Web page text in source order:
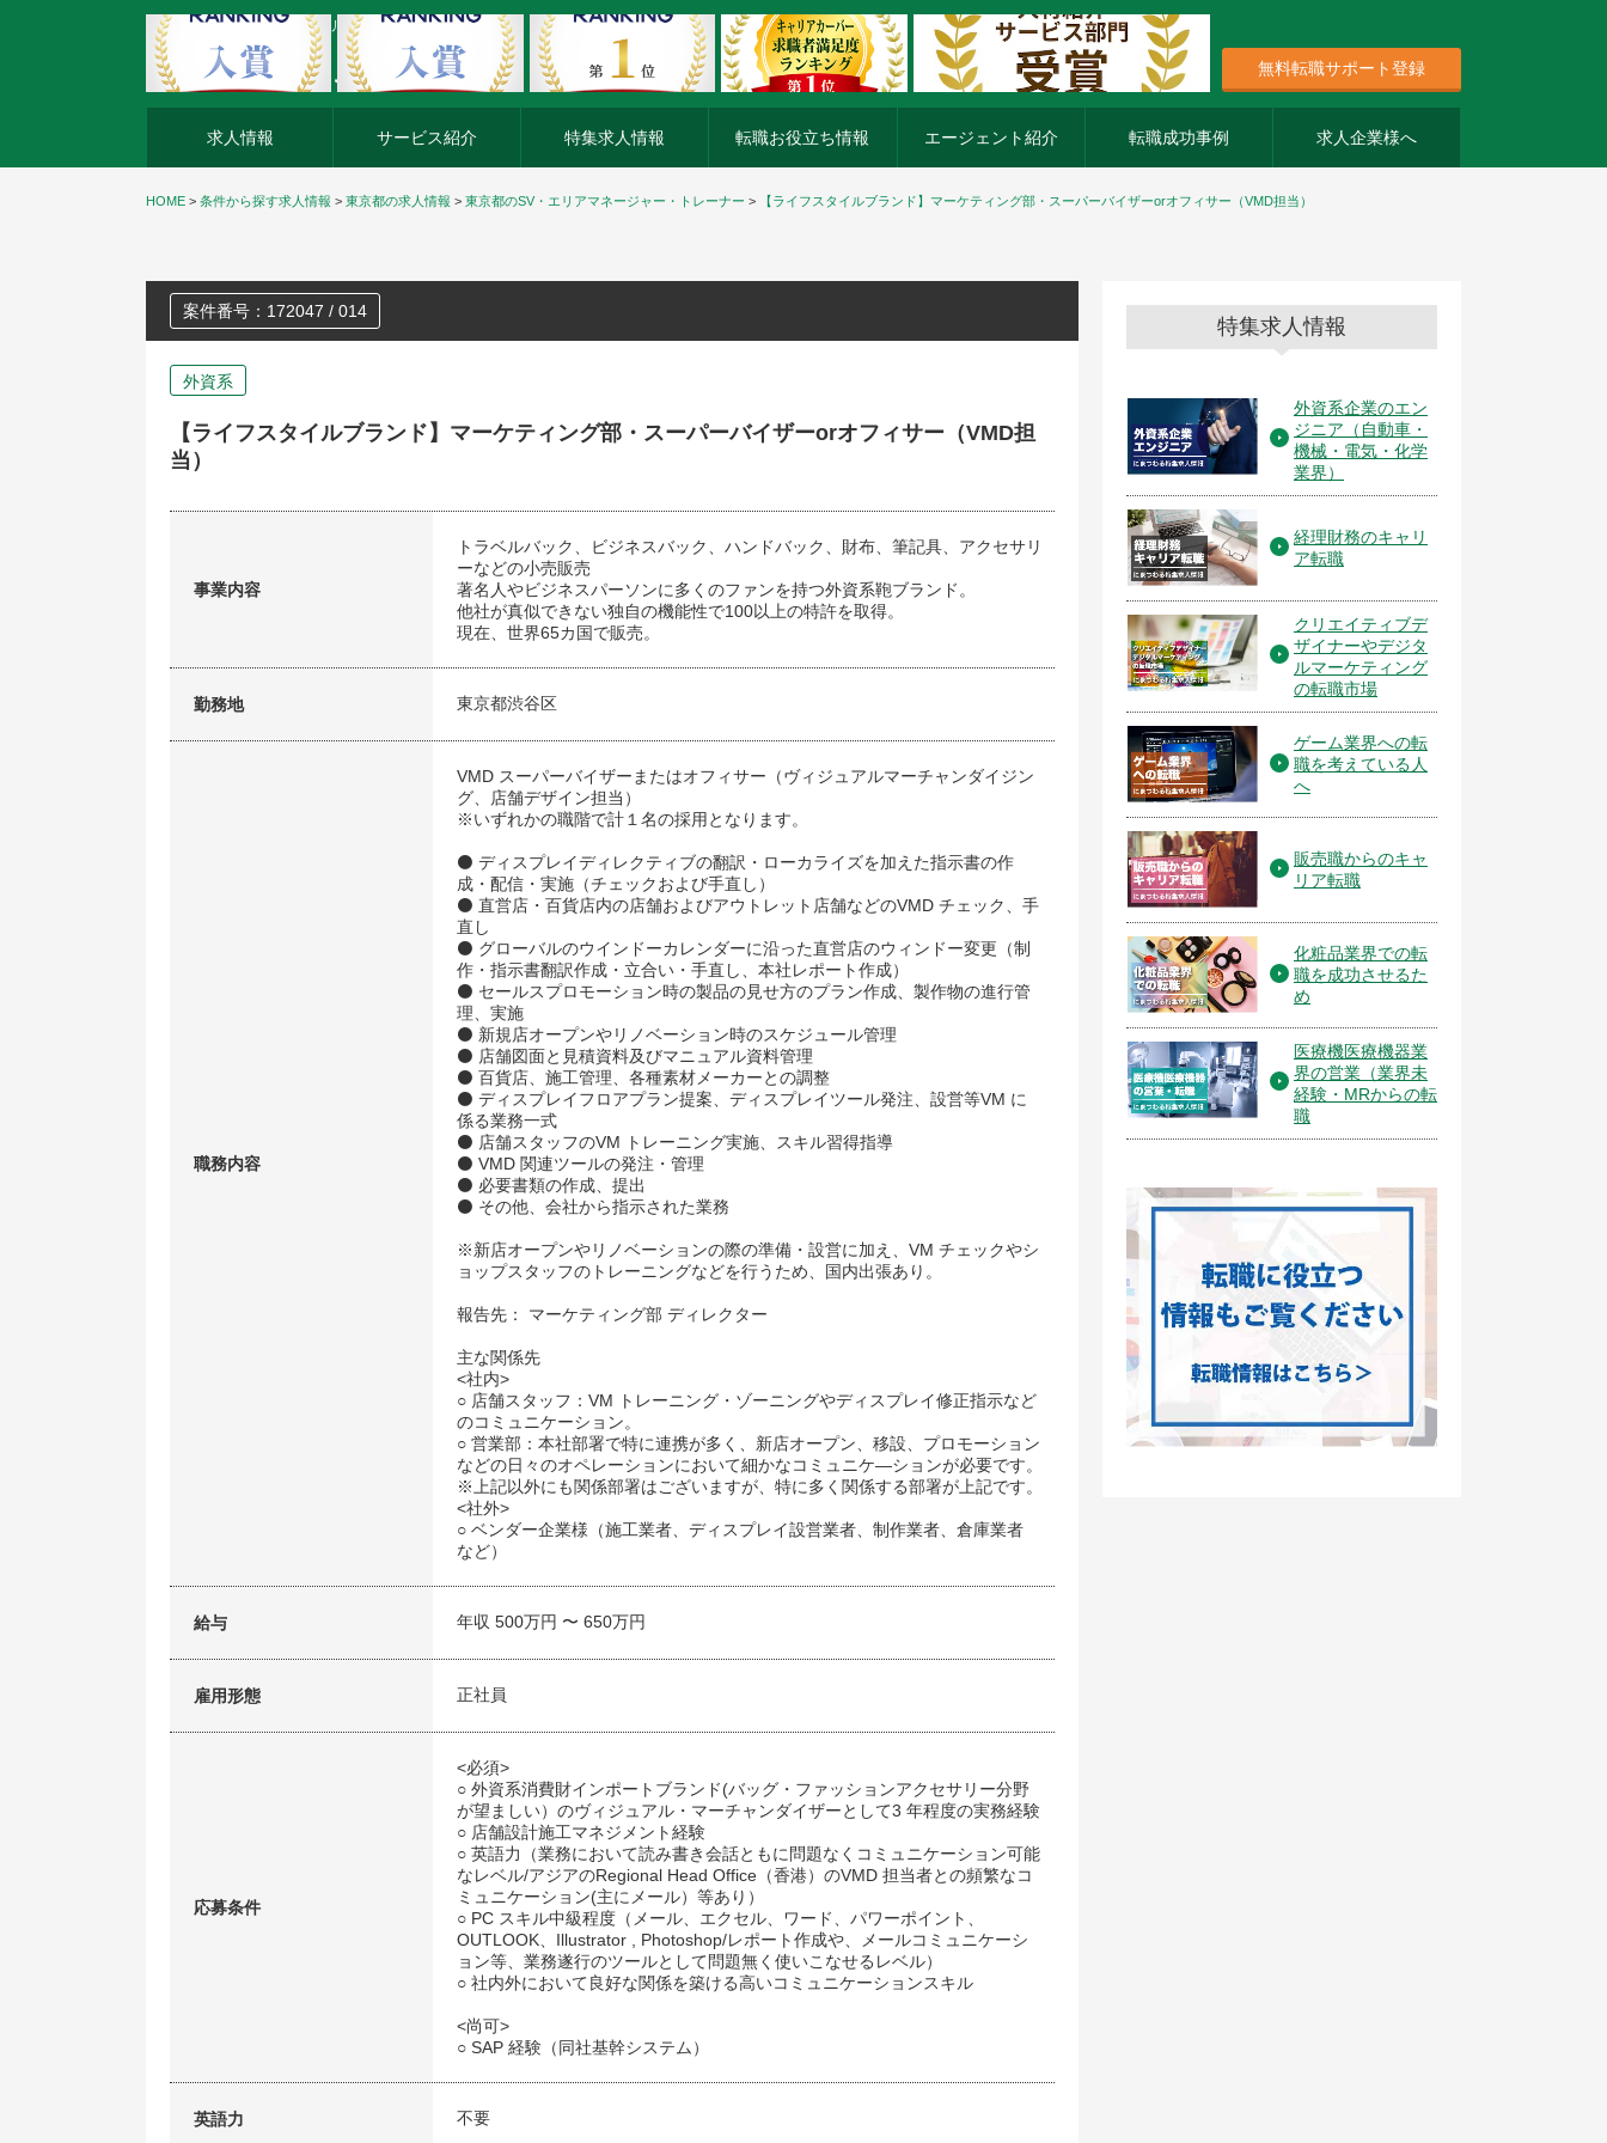
外資系企業の転職・キャリア転職ならアージスジャパン
無料転職サポート登録
求人情報 サービス紹介 特集求人情報 転職お役立ち情報 エージェント紹介 転職成功事例 求人企業様へ
HOME > 条件から探す求人情報 > 東京都の求人情報 > 東京都のSV・エリアマネージャー・トレーナー > 【ライフスタイルブランド】マーケティング部・スーパーバイザーorオフィサー（VMD担当）
案件番号：172047 / 014
外資系
【ライフスタイルブランド】マーケティング部・スーパーバイザーorオフィサー（VMD担
当）
事業内容
トラベルバック、ビジネスバック、ハンドバック、財布、筆記具、アクセサリ
ーなどの小売販売
著名人やビジネスパーソンに多くのファンを持つ外資系鞄ブランド。
他社が真似できない独自の機能性で100以上の特許を取得。
現在、世界65カ国で販売。
勤務地 東京都渋谷区
職務内容
VMD スーパーバイザーまたはオフィサー（ヴィジュアルマーチャンダイジン
グ、店舗デザイン担当）
※いずれかの職階で計１名の採用となります。
⚫ ディスプレイディレクティブの翻訳・ローカライズを加えた指示書の作
成・配信・実施（チェックおよび手直し）
⚫ 直営店・百貨店内の店舗およびアウトレット店舗などのVMD チェック、手
直し
⚫ グローバルのウインドーカレンダーに沿った直営店のウィンドー変更（制
作・指示書翻訳作成・立合い・手直し、本社レポート作成）
⚫ セールスプロモーション時の製品の見せ方のプラン作成、製作物の進行管
理、実施
⚫ 新規店オープンやリノベーション時のスケジュール管理
⚫ 店舗図面と見積資料及びマニュアル資料管理
⚫ 百貨店、施工管理、各種素材メーカーとの調整
⚫ ディスプレイフロアプラン提案、ディスプレイツール発注、設営等VM に
係る業務一式
⚫ 店舗スタッフのVM トレーニング実施、スキル習得指導
⚫ VMD 関連ツールの発注・管理
⚫ 必要書類の作成、提出
⚫ その他、会社から指示された業務
※新店オープンやリノベーションの際の準備・設営に加え、VM チェックやシ
ョップスタッフのトレーニングなどを行うため、国内出張あり。
報告先： マーケティング部 ディレクター
主な関係先
<社内>
○ 店舗スタッフ：VM トレーニング・ゾーニングやディスプレイ修正指示など
のコミュニケーション。
○ 営業部：本社部署で特に連携が多く、新店オープン、移設、プロモーション
などの日々のオペレーションにおいて細かなコミュニケ―ションが必要です。
※上記以外にも関係部署はございますが、特に多く関係する部署が上記です。
<社外>
○ ベンダー企業様（施工業者、ディスプレイ設営業者、制作業者、倉庫業者
など）
給与 年収 500万円 〜 650万円
雇用形態 正社員
応募条件
<必須>
○ 外資系消費財インポートブランド(バッグ・ファッションアクセサリー分野
が望ましい）のヴィジュアル・マーチャンダイザーとして3 年程度の実務経験
○ 店舗設計施工マネジメント経験
○ 英語力（業務において読み書き会話ともに問題なくコミュニケーション可能
なレベル/アジアのRegional Head Office（香港）のVMD 担当者との頻繁なコ
ミュニケーション(主にメール）等あり）
○ PC スキル中級程度（メール、エクセル、ワード、パワーポイント、
OUTLOOK、Illustrator , Photoshop/レポート作成や、メールコミュニケーシ
ョン等、業務遂行のツールとして問題無く使いこなせるレベル）
○ 社内外において良好な関係を築ける高いコミュニケーションスキル
<尚可>
○ SAP 経験（同社基幹システム）
英語力 不要
特集求人情報
外資系企業のエン
ジニア（自動車・
機械・電気・化学
業界）
経理財務のキャリ
ア転職
クリエイティブデ
ザイナーやデジタ
ルマーケティング
の転職市場
ゲーム業界への転
職を考えている人
へ
販売職からのキャ
リア転職
化粧品業界での転
職を成功させるた
め
医療機医療機器業
界の営業（業界未
経験・MRからの転
職